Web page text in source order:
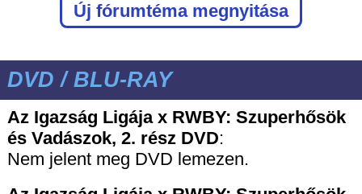
Új fórumtéma megnyitása
DVD / BLU-RAY
Az Igazság Ligája x RWBY: Szuperhősök
és Vadászok, 2. rész DVD:
Nem jelent meg DVD lemezen.